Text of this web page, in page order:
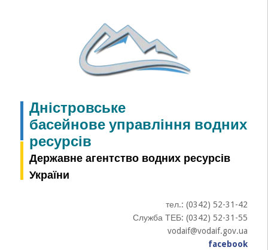
Дністровське
басейнове управління водних
ресурсів
Державне агентство водних ресурсів
України
тел.: (0342) 52-31-42
Служба ТЕБ: (0342) 52-31-55
vodaif@vodaif.gov.ua
facebook